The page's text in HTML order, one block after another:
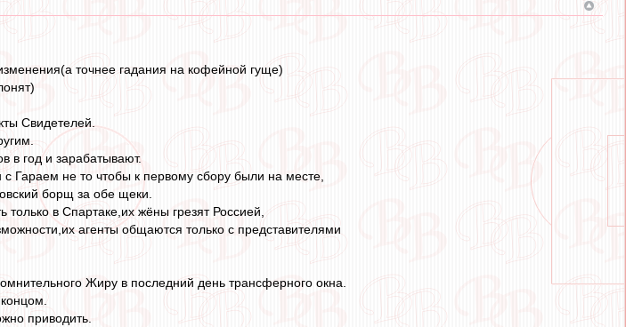
точнее гадания на кофейной гуще)
Свидетелей.
в год и зарабатывают.
Гараем не то чтобы к первому сбору были на месте,
борщ за обе щеки.
в Спартаке,их жёны грезят Россией,
агенты общаются только с представителями
Жиру в последний день трансферного окна.
приводить.